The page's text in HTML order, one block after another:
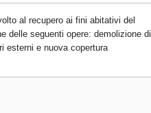
al recupero ai fini abitativi del
delle seguentiopere: demolizione di
esterni e nuova copertura